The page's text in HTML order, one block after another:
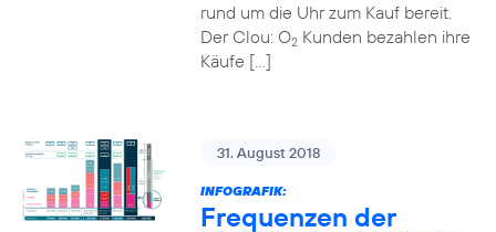
rund um die Uhr zum Kauf bereit.
Der Clou: O2Kunden bezahlen ihre
Käufe […]
31. August 2018
INFOGRAFIK:
Frequenzen der